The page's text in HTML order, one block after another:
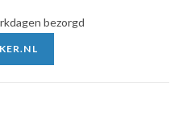
bezorgd